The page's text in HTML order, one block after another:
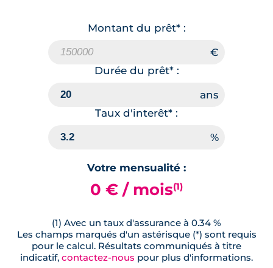
Montant du prêt* :
Durée du prêt* :
Taux d'interêt* :
Votre mensualité :
0 € / mois(1)
(1) Avec un taux d'assurance à 0.34 %
Les champs marqués d'un astérisque (*) sont requis
pour le calcul. Résultats communiqués à titre
indicatif, contactez-nous pour plus d'informations.